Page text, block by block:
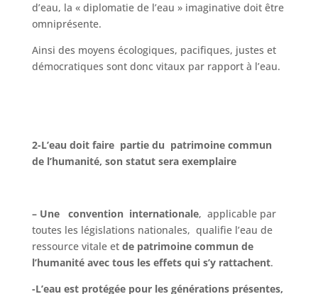
d’eau, la « diplomatie de l’eau » imaginative doit être
omniprésente.
Ainsi des moyens écologiques, pacifiques, justes et
démocratiques sont donc vitaux par rapport à l’eau.
2-L’eau doit faire partie du patrimoine commun
de l’humanité, son statut sera exemplaire
– Une convention internationale, applicable par
toutes les législations nationales, qualifie l’eau de
ressource vitale etde patrimoine commun de
l’humanité avec tous les effets qui s’y rattachent.
-L’eau est protégée pour les générations présentes,